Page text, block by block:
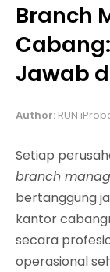
Branch
Jawab
Author: RUN
Setiap
branch
bertanggung
kantor
secara
operasional